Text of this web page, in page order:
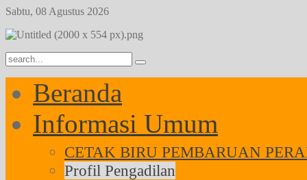
Sabtu, 08 Agustus 2026
Beranda
Informasi Umum
CETAK BIRU PEMBARUAN
Profil Pengadilan
Year
Month
Year
Month